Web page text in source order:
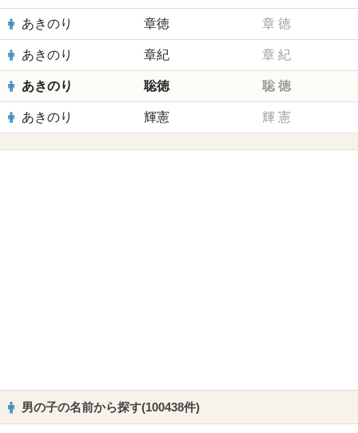
あきのり 章徳 章 徳
あきのり 章紀 章 紀
あきのり 聡徳 聡 徳
あきのり 輝憲 輝 憲
男の子の名前から探す(100438件)